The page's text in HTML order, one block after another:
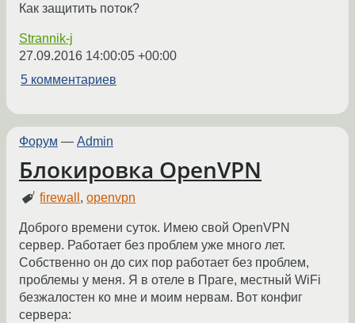
Как защитить поток?
Strannik-j
27.09.2016 14:00:05 +00:00
5 комментариев
Форум — Admin
Блокировка OpenVPN
firewall ,openvpn
Доброго времени суток. Имею свой OpenVPN
сервер. Работает без проблем уже много лет.
Собственно он до сих пор работает без проблем,
проблемы у меня. Я в отеле в Праге, местный WiFi
безжалостен ко мне и моим нервам. Вот конфиг
сервера: